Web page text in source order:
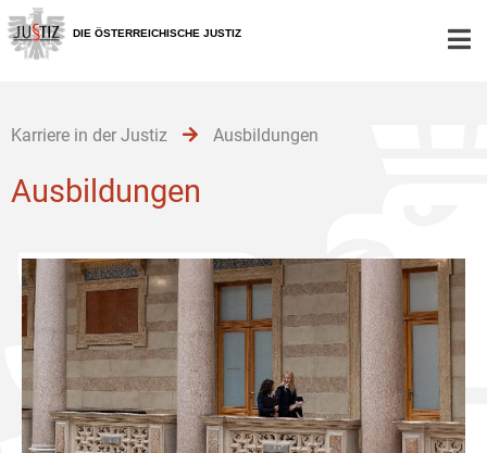
Zur
Hauptnavigation
[1]
Zum
Inhalt
[2]
Zum
Untermenü
[3]
DIE ÖSTERREICHISCHE JUSTIZ
Karriere in der Justiz Ausbildungen
Ausbildungen